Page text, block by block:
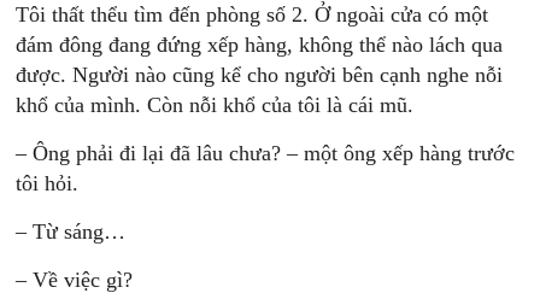
Tôi thất thểu tìm đến phòng số 2. Ở ngoài cửa có một
đám đông đang đứng xếp hàng, không thể nào lách qua
được. Người nào cũng kể cho người bên cạnh nghe nỗi
khổ của mình. Còn nỗi khổ của tôi là cái mũ.
– Ông phải đi lại đã lâu chưa? – một ông xếp hàng trước
tôi hỏi.
– Từ sáng…
– Về việc gì?